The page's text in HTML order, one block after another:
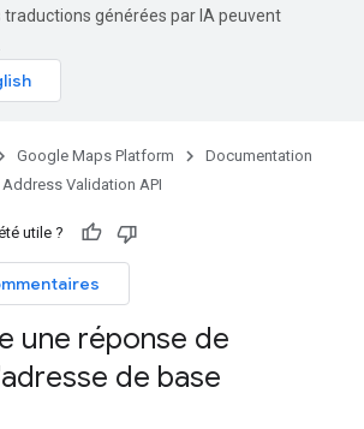
traductions générées par IA peuvent
Google Maps Platform
Documentation
Address Validation API
utile ?
une réponse de
de base